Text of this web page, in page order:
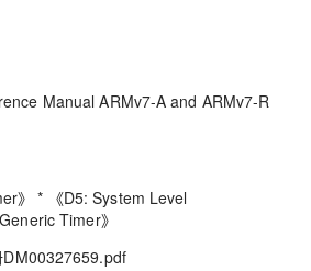
Manual ARMv7-A and ARMv7-R
》 * 《D5: System Level
Timer》